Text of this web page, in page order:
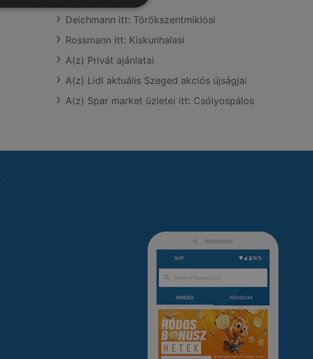
Deichmann itt: Törökszentmiklósi
Rossmann itt: Kiskunhalasi
A(z) Privát ajánlatai
A(z) Lidl aktuális Szeged akciós újságjai
A(z) Spar market üzletei itt: Csólyospálos